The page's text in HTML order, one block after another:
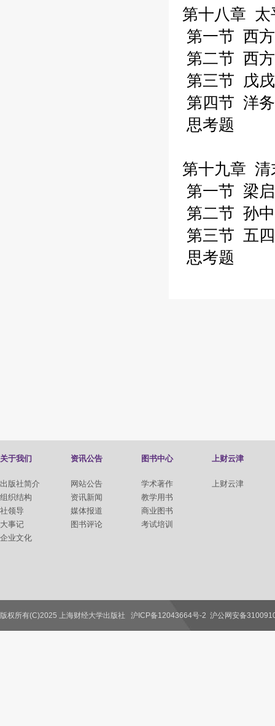
第十八章 太
第一节 西
第二节 西
第三节 戊
第四节 洋
思考题
第十九章 清
第一节 梁
第二节 孙
第三节 五
思考题
关于我们
出版社简介
组织结构
社领导
大事记
企业文化
资讯公告
网站公告
资讯新闻
媒体报道
图书评论
图书中心
学术著作
教学用书
商业图书
考试培训
上财云津
上财云津
联系我们
版权所有(C)2025 上海财经大学出版社 沪ICP备12043664号-2 沪公网安备